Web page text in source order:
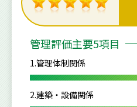
管理評価主要5項目
1.管理体制関係
2.建築・設備関係